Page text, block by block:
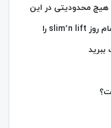
هیچ محدودیتی در این
زمینه وجود ندارد . شما می توانید تمام روز slim’n lift را